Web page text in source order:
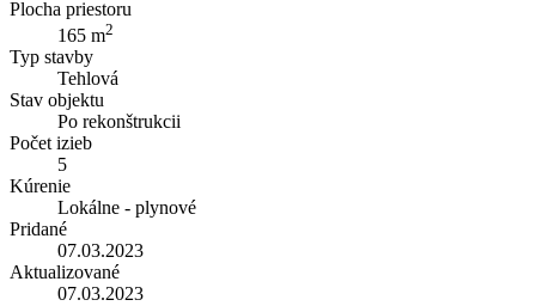
Plocha priestoru
165 m2
Typ stavby
Tehlová
Stav objektu
Po rekonštrukcii
Počet izieb
5
Kúrenie
Lokálne - plynové
Pridané
07.03.2023
Aktualizované
07.03.2023